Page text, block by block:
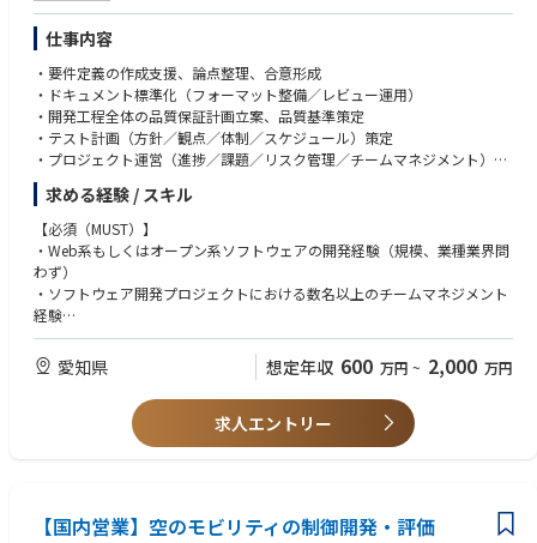
仕事内容
・要件定義の作成支援、論点整理、合意形成
・ドキュメント標準化（フォーマット整備／レビュー運用）
・開発工程全体の品質保証計画立案、品質基準策定
・テスト計画（方針／観点／体制／スケジュール）策定
・プロジェクト運営（進捗／課題／リスク管理／チームマネジメント）
・品質／ユーザビリティ向上の改善提案、施策推進
・AI活用戦略の企画、導入推進、運用設計
求める経験 / スキル
【必須（MUST）】
・Web系もしくはオープン系ソフトウェアの開発経験（規模、業種業界問
わず）
・ソフトウェア開発プロジェクトにおける数名以上のチームマネジメント
経験
【歓迎（WANT）】
・プロジェクトマネジメント経験
・お客様との折衝経験、交渉経験
・SI系のソフトウェア開発プロジェクトに携わった経験（言語問わず）
愛知県 想定年収 600 万円 ~ 2,000 万円
求人エントリー
【国内営業】空のモビリティの制御開発・評価